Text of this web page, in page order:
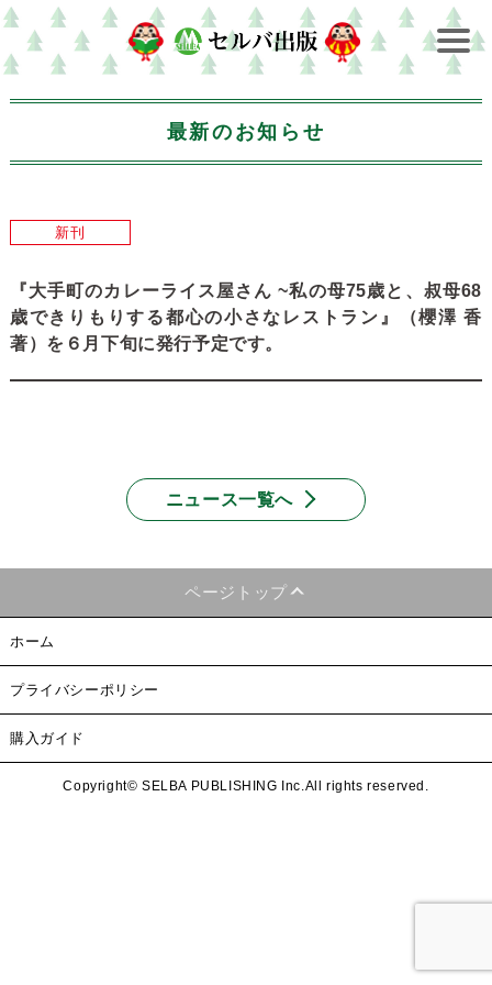
最新のお知らせ
新刊
『大手町のカレーライス屋さん ~私の母75歳と、叔母68
歳できりもりする都心の小さなレストラン』（櫻澤 香
著）を６月下旬に発行予定です。
ニュース一覧へ
ページトップ
ホーム
プライバシーポリシー
購入ガイド
Copyright© SELBA PUBLISHING Inc.All rights reserved.